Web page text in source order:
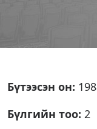
Бүтээсэн он:
Бүлгийн тоо: 2